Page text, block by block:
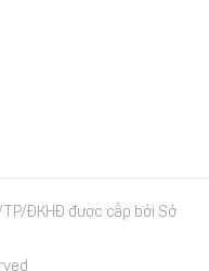
ĐKHĐ được cấp bởi Sở